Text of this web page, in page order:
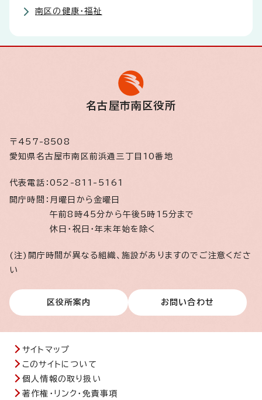
南区の健康・福祉
名古屋市南区役所
〒457-8508
愛知県名古屋市南区前浜通三丁目10番地
代表電話： 052-811-5161
開庁時間： 月曜日から金曜日
午前8時45分から午後5時15分まで
休日・祝日・年末年始を除く
(注)開庁時間が異なる組織、施設がありますのでご注意くださ
い
区役所案内 お問い合わせ
サイトマップ
このサイトについて
個人情報の取り扱い
著作権・リンク・免責事項